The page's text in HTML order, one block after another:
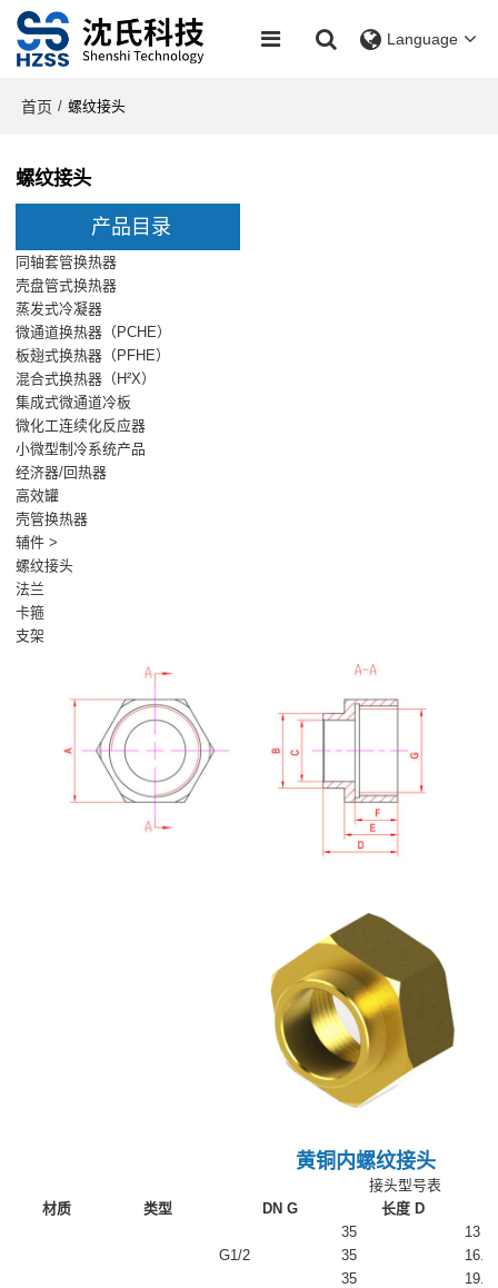
Language
首页 / 螺纹接头
螺纹接头
产品目录
同轴套管换热器
壳盘管式换热器
蒸发式冷凝器
微通道换热器（PCHE）
板翅式换热器（PFHE）
混合式换热器（H²X）
集成式微通道冷板
微化工连续化反应器
小微型制冷系统产品
经济器/回热器
高效罐
壳管换热器
辅件 >
螺纹接头
法兰
卡箍
支架
黄铜内螺纹接头
接头型号表
材质
类型 DN G 长度 D
G1/2
35
13
35
16.5
35
19.5